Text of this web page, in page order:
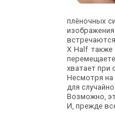
плёночных
X Half
хватает при
Несмотря на
для
Возможно,
И, прежде